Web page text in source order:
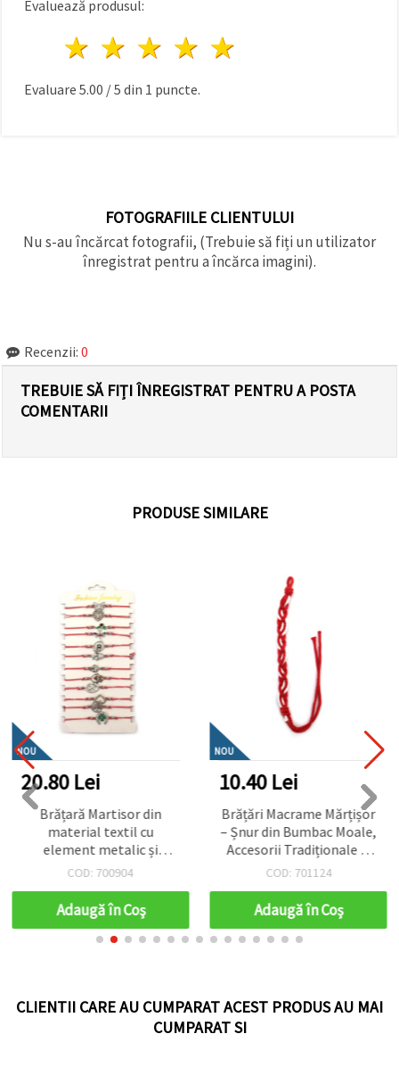
făcând clic
Evaluează produsul:
4 stele
3 stele
2 stele
1 stea
Evaluare 5.00 /5 din 1 puncte.
FOTOGRAFIILE CLIENTULUI
Nu s-au încărcat fotografii, (Trebuie să fiți un utilizator
înregistrat pentru a încărca imagini).
Recenzii: 0
TREBUIE SĂ FIȚI ÎNREGISTRAT PENTRU A POSTA
COMENTARII
PRODUSE SIMILARE
NOU
20.80 Lei
Brățară Martisor din
material textil cu
element metalic și
cristale ASORTATE - 12
COD: 700904
Adaugă în Coş
NOU
10.40 Lei
Brățări Macrame Mărțișor
– Șnur din Bumbac Moale,
Accesorii Tradiționale și
Festive, Mix Asortat, Set
COD: 701124
Adaugă în Coş
CLIENTII CARE AU CUMPARAT ACEST PRODUS AU MAI
CUMPARAT SI